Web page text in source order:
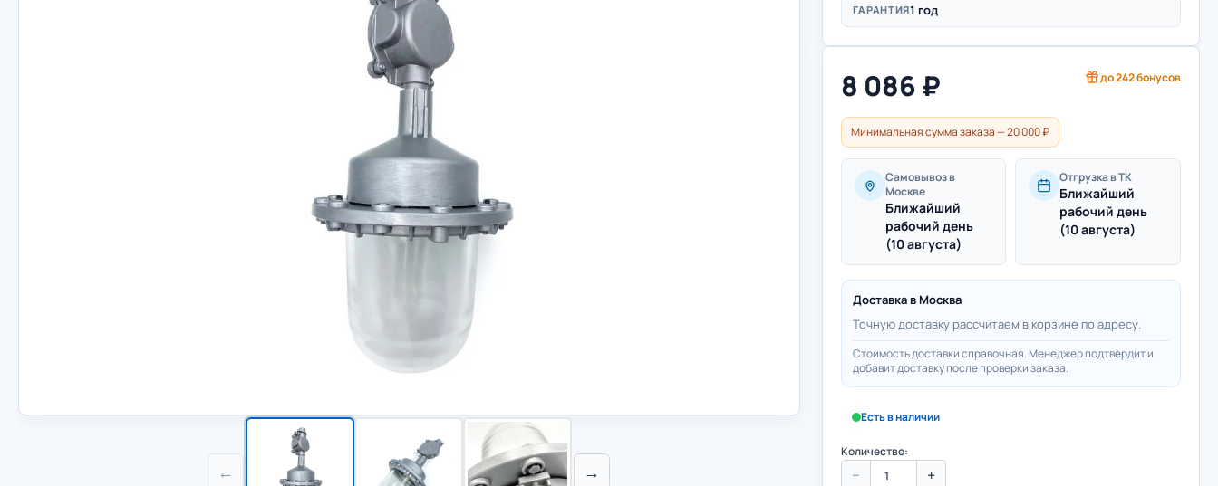
← →
ГАРАНТИЯ1 год
8 086 ₽ до242бонусов
Минимальная сумма заказа — 20 000 ₽
Самовывоз в
Москве
Ближайший
рабочий день
(10 августа)
Отгрузка в ТК
Ближайший
рабочий день
(10 августа)
Доставка в Москва
Точную доставку рассчитаем в корзине по адресу.
Стоимость доставки справочная. Менеджер подтвердит и
добавит доставку после проверки заказа.
Есть в наличии
Количество:
− +